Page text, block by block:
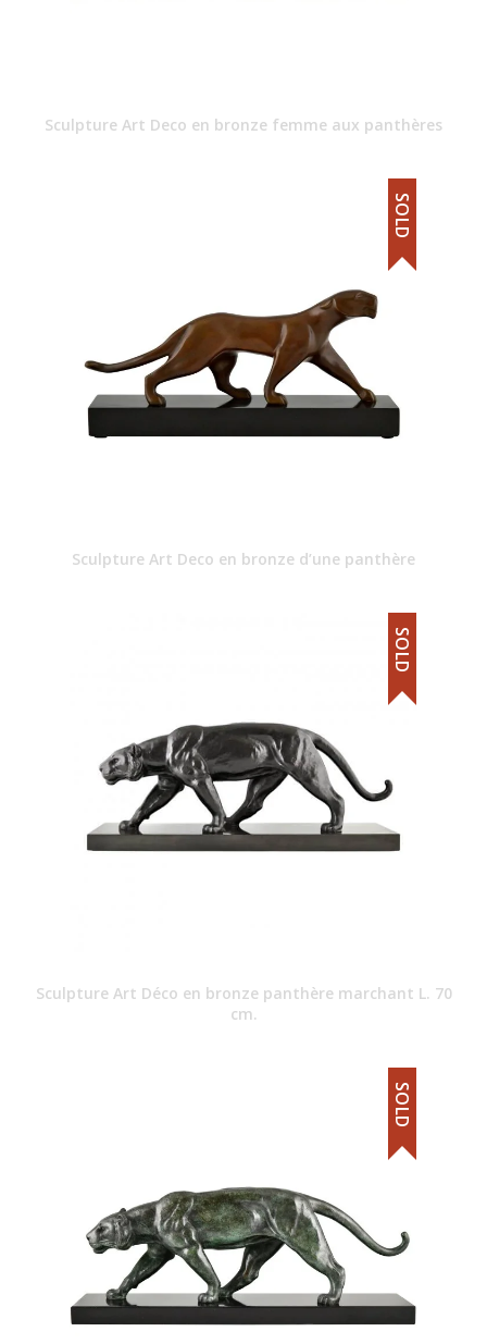
Sculpture Art Deco en bronze femme aux panthères
Sculpture Art Deco en bronze d’une panthère
SOLD
Sculpture Art Déco en bronze panthère marchant L. 70
cm.
SOLD
SOLD